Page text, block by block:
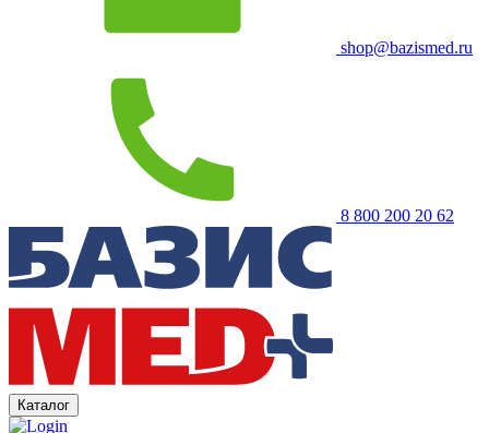
shop@bazismed.ru
8 800 200 20 62
Каталог